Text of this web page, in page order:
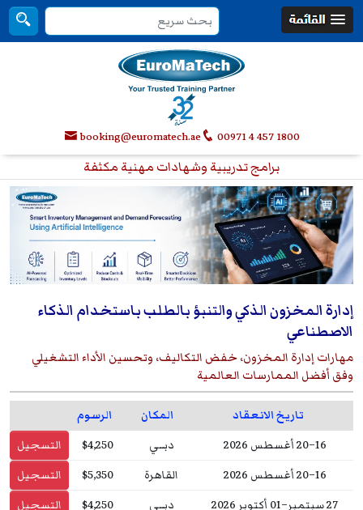
00971 4 457 1800
booking@euromatech.ae
برامج تدريبية وشهادات مهنية مكثفة
إدارة المخزون الذكي والتنبؤ بالطلب باستخدام الذكاء
الاصطناعي
مهارات إدارة المخزون، خفض التكاليف، وتحسين الأداء التشغيلي
وفق أفضل الممارسات العالمية
تاريخ الانعقاد المكان
الرسوم
16–20 أغسطس 2026
دبــي $4,250
التسجيل
16–20 أغسطس 2026
القاهرة $5,350
التسجيل
27 سبتمبر–01 أكتوبر 2026
دبــي $4,250
التسجيل